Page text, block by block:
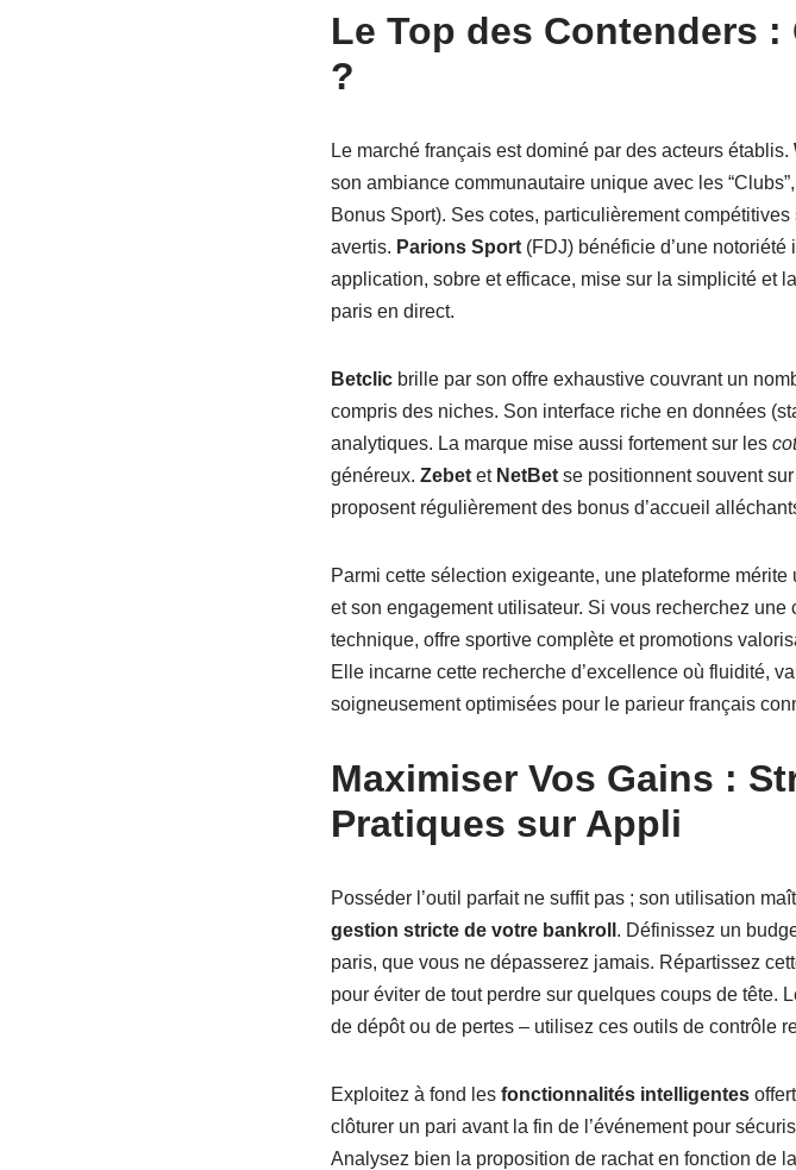
Le Top des Contenders :
?
Le marché français est dominé par des acteurs établis.
son ambiance communautaire unique avec les
Bonus Sport). Ses cotes, particulièrement
avertis. Parions Sport(FDJ) bénéficie d’une notoriété
application, sobre et efficace, mise sur la simplicité et
paris en direct.
Betclicbrille par son offre exhaustive couvrant un
compris des niches. Son interface riche en données
analytiques. La marque mise aussi fortement sur les
généreux. Zebetet NetBetse positionnent souvent
proposent régulièrement des bonus d’accueil
Parmi cette sélection exigeante, une plateforme
et son engagement utilisateur. Si vous recherchez
technique, offre sportive complète et promotions
Elle incarne cette recherche d’excellence où fluidité,
soigneusement optimisées pour le parieur français
Maximiser Vos Gains :
Pratiques sur Appli
Posséder l’outil parfait ne suffit pas ; son utilisation
gestion stricte de votre bankroll . Définissez un
paris, que vous ne dépasserez jamais. Répartissez
pour éviter de tout perdre sur quelques coups de tête.
de dépôt ou de pertes – utilisez ces outils de contrôle
Exploitez à fond les fonctionnalités intelligentes
clôturer un pari avant la fin de l’événement pour
Analysez bien la proposition de rachat en fonction de